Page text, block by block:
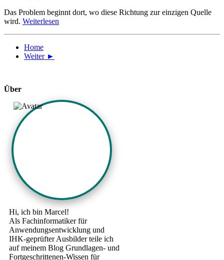
Das Problem beginnt dort, wo diese Richtung zur einzigen Quelle
wird. Weiterlesen
Home
Weiter ►
Über
Hi, ich bin Marcel!
Als Fachinformatiker für
Anwendungsentwicklung und
IHK-geprüfter Ausbilder teile ich
auf meinem Blog Grundlagen- und
Fortgeschrittenen-Wissen für